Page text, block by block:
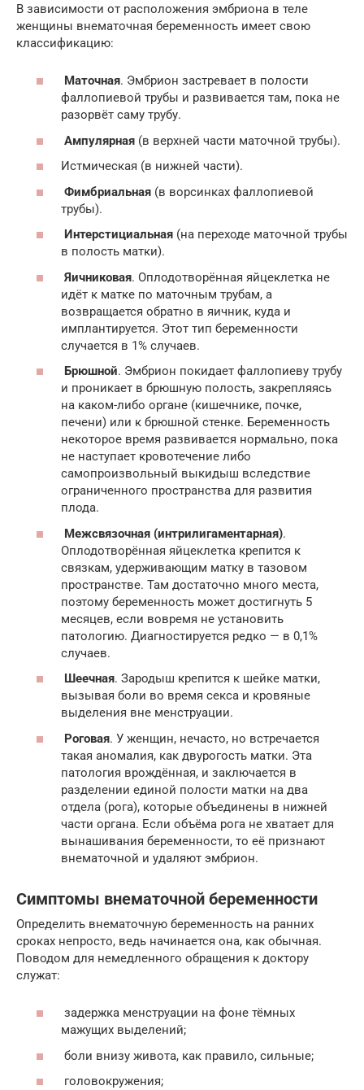
В зависимости от расположения эмбриона в теле
женщины внематочная беременность имеет свою
классификацию:
Маточная. Эмбрион застревает в полости
фаллопиевой трубы и развивается там, пока не
разорвёт саму трубу.
Ампулярная (в верхней части маточной трубы).
Истмическая (в нижней части).
Фимбриальная (в ворсинках фаллопиевой
трубы).
Интерстициальная (на переходе маточной трубы
в полость матки).
Яичниковая. Оплодотворённая яйцеклетка не
идёт к матке по маточным трубам, а
возвращается обратно в яичник, куда и
имплантируется. Этот тип беременности
случается в 1% случаев.
Брюшной. Эмбрион покидает фаллопиеву трубу
и проникает в брюшную полость, закрепляясь
на каком-либо органе (кишечнике, почке,
печени) или к брюшной стенке. Беременность
некоторое время развивается нормально, пока
не наступает кровотечение либо
самопроизвольный выкидыш вследствие
ограниченного пространства для развития
плода.
Межсвязочная (интрилигаментарная).
Оплодотворённая яйцеклетка крепится к
связкам, удерживающим матку в тазовом
пространстве. Там достаточно много места,
поэтому беременность может достигнуть 5
месяцев, если вовремя не установить
патологию. Диагностируется редко — в 0,1%
случаев.
Шеечная. Зародыш крепится к шейке матки,
вызывая боли во время секса и кровяные
выделения вне менструации.
Роговая. У женщин, нечасто, но встречается
такая аномалия, как двурогость матки. Эта
патология врождённая, и заключается в
разделении единой полости матки на два
отдела (рога), которые объединены в нижней
части органа. Если объёма рога не хватает для
вынашивания беременности, то её признают
внематочной и удаляют эмбрион.
Симптомы внематочной беременности
Определить внематочную беременность на ранних
сроках непросто, ведь начинается она, как обычная.
Поводом для немедленного обращения к доктору
служат:
задержка менструации на фоне тёмных
мажущих выделений;
боли внизу живота, как правило, сильные;
головокружения;